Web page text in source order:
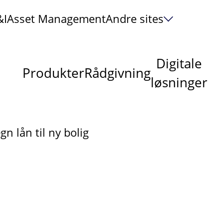
Asset ManagementAndre sites
ProdukterRådgivning
Digitale
løsninger
lån til ny bolig